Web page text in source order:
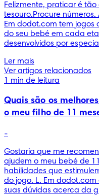
Felizmente, praticar é
tesouro.Procure
Em dodot.com tem jogos
do seu bebé em cada
desenvolvidos por
Ler mais
Ver artigos relacionados
1 min de leitura
Quais são os
o meu filho de 11
-
Gostaria que me
ajudem o meu bebé de
habilidades que
do jogo. L. Em
suas dúvidas acerca da